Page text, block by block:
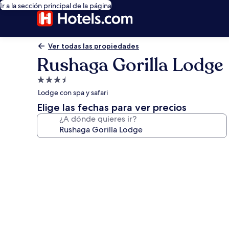
Ir a la sección principal de la página
Ver todas las propiedades
Rushaga Gorilla Lodge
Propiedad
de
3.5
estrellas
Lodge con spa y safari
Elige las fechas para ver precios
¿A dónde quieres ir?